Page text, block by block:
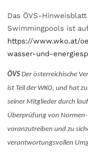
Das ÖVS-
Swimmingpools ist
https://www.wko.at/
wasser-und-
ÖVS Der österreichische
ist Teil der WKO, und hat
seiner Mitglieder durch
Überprüfung von
voranzutreiben und zu
verantwortungs­vollen